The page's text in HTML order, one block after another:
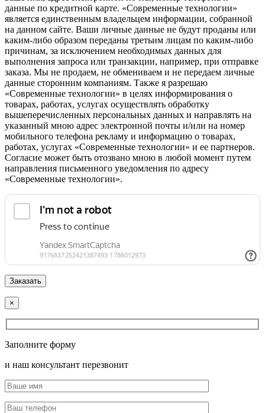
данные по кредитной карте. «Современные технологии»
является единственным владельцем информации, собранной
на данном сайте. Ваши личные данные не будут проданы или
каким-либо образом переданы третьим лицам по каким-либо
причинам, за исключением необходимых данных для
выполнения запроса или транзакции, например, при отправке
заказа. Мы не продаем, не обмениваем и не передаем личные
данные сторонним компаниям. Также я разрешаю
«Современные технологии» в целях информирования о
товарах, работах, услугах осуществлять обработку
вышеперечисленных персональных данных и направлять на
указанный мною адрес электронной почты и/или на номер
мобильного телефона рекламу и информацию о товарах,
работах, услугах «Современные технологии» и ее партнеров.
Согласие может быть отозвано мною в любой момент путем
направления письменного уведомления по адресу
«Современные технологии».
×
Заполните форму
и наш консультант перезвонит